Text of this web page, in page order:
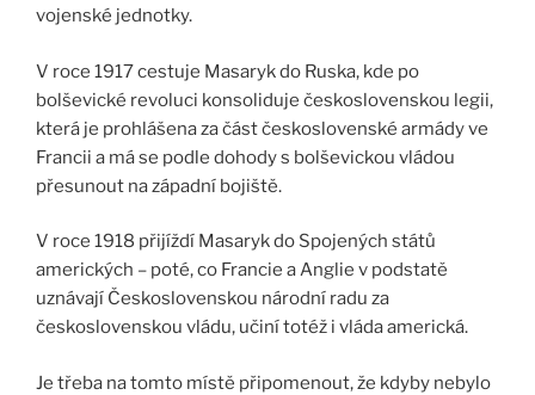
vojenské jednotky.
V roce 1917 cestuje Masaryk do Ruska, kde po
bolševické revoluci konsoliduje československou legii,
která je prohlášena za část československé armády ve
Francii a má se podle dohody s bolševickou vládou
přesunout na západní bojiště.
V roce 1918 přijíždí Masaryk do Spojených států
amerických – poté, co Francie a Anglie v podstatě
uznávají Československou národní radu za
československou vládu, učiní totéž i vláda americká.
Je třeba na tomto místě připomenout, že kdyby nebylo